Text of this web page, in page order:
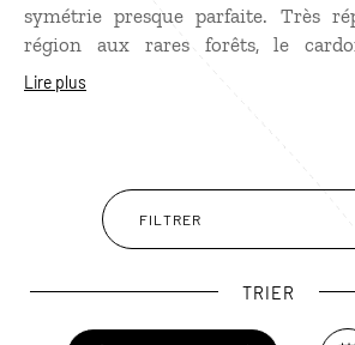
symétrie presque parfaite. Très
région aux rares forêts, le
ressource sylvestre inespérée. Son
sauvegarder cette cactée menacée,
haut plateau de Tin Tin, cerné de
des piémonts du massif du Nevado
paysages âpres et fascinants à la
la Cordillière des Andes.
Lire plus
FILTRER
TRIER